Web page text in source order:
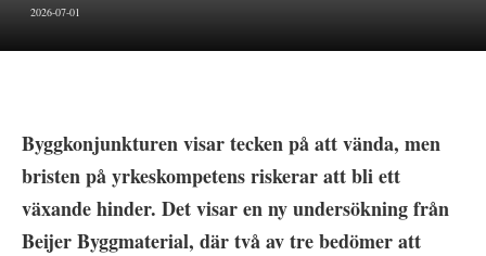
2026-07-01
Byggkonjunkturen visar tecken på att vända, men
bristen på yrkeskompetens riskerar att bli ett
växande hinder. Det visar en ny undersökning från
Beijer Byggmaterial, där två av tre bedömer att